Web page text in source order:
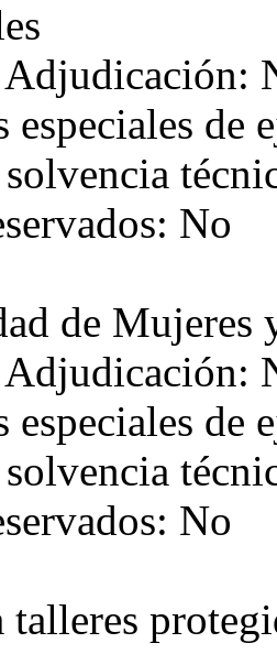
especiales de
No
de Mujeres
especiales de
No
talleres